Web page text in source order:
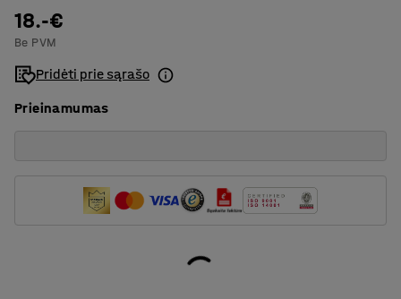
18.-€
Be PVM
Pridėti prie sąrašo
Prieinamumas